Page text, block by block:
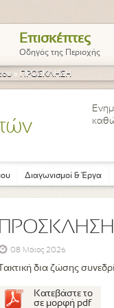
Επισκέπτες
Οδηγός της Περιοχής
» ΠΡΟΣΚΛΗΣΗ
Διαγωνισμοί & Έργα
ΠΡΟΣΚΛΗΣΗ
08 Μάιος 2026
Τακτική δια ζώσης
Κατεβάστε το
σε μορφή pdf